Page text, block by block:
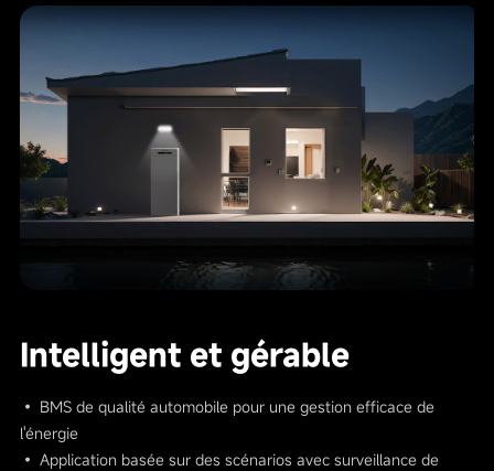
Intelligent et gérable
• BMS de qualité automobile pour une gestion efficace de
l'énergie
• Application basée sur des scénarios avec surveillance de